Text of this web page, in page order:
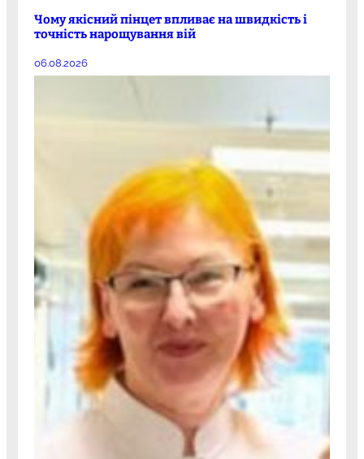
Чому якісний пінцет впливає на швидкість і
точність нарощування вій
06.08.2026